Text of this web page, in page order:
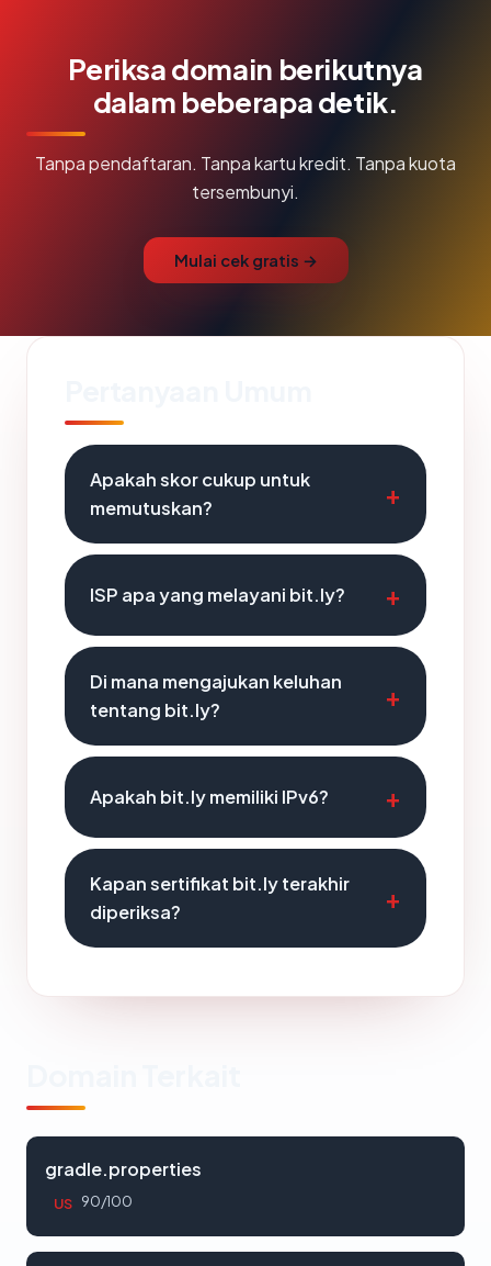
Periksa domain berikutnya
dalam beberapa detik.
Tanpa pendaftaran. Tanpa kartu kredit. Tanpa kuota
tersembunyi.
Mulai cek gratis →
Apakah skor cukup untuk
memutuskan?
ISP apa yang melayani bit.ly?
Di mana mengajukan keluhan
tentang bit.ly?
Apakah bit.ly memiliki IPv6?
Kapan sertifikat bit.ly terakhir
diperiksa?
gradle.properties
US 90/100